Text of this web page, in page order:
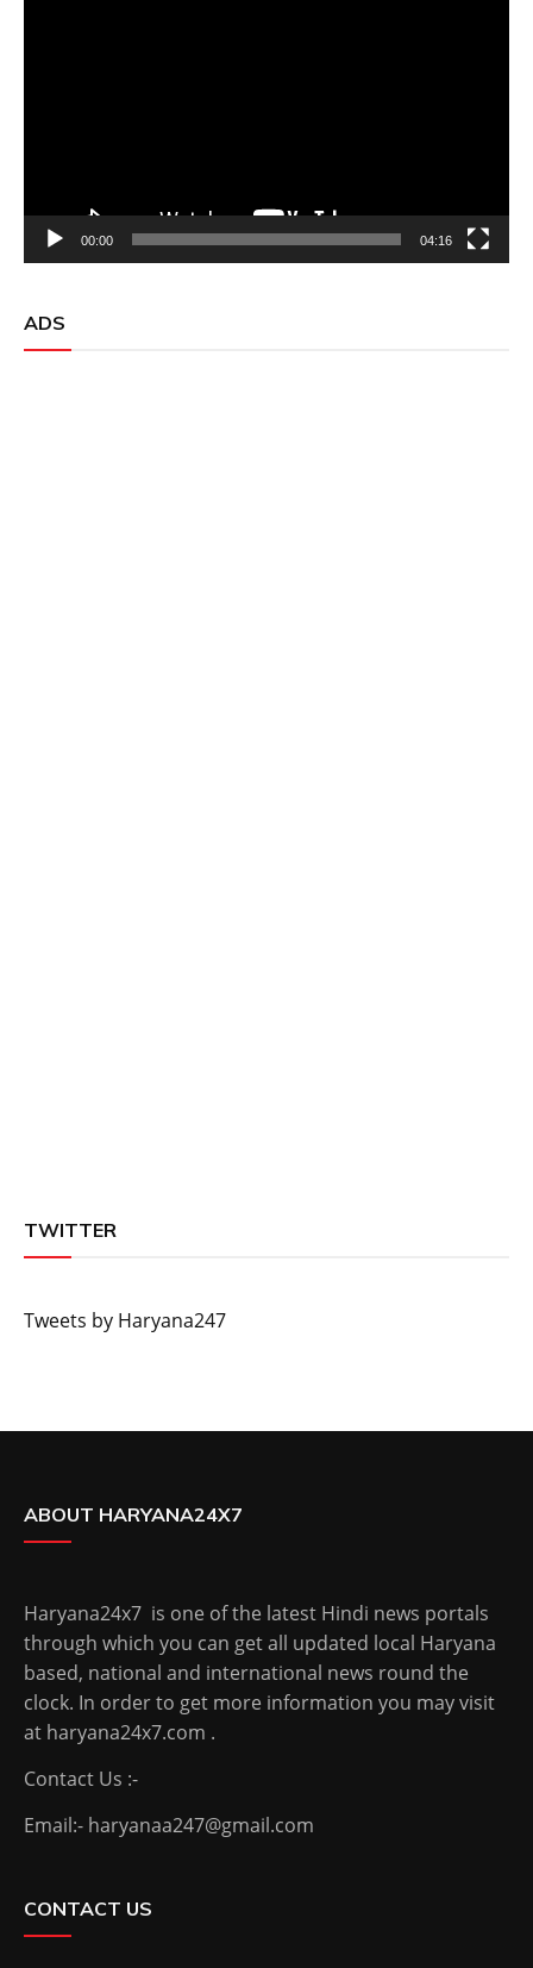
00:00 04:16
ADS
TWITTER
Tweets by Haryana247
ABOUT HARYANA24X7
Haryana24x7 is one of the latest Hindi news portals
through which you can get all updated local Haryana
based, national and international news round the
clock. In order to get more information you may visit
at haryana24x7.com .
Contact Us :-
Email:- haryanaa247@gmail.com
CONTACT US